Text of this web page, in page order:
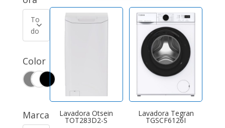
To
do
Color
Marca
últimos
Lavadora Otsein
TOT283D2-S
Lavadora Tegran
TGSCF6126I